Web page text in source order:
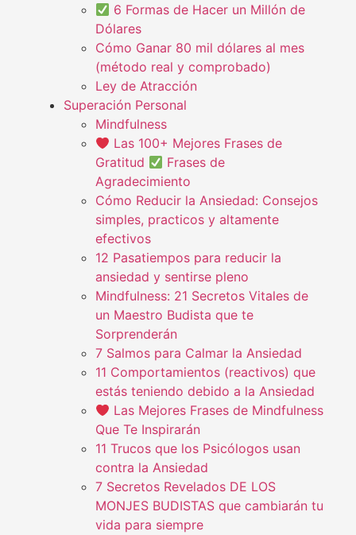
6 Formas de Hacer un Millón de
Dólares
Cómo Ganar 80 mil dólares al mes
(método real y comprobado)
Ley de Atracción
Superación Personal
Mindfulness
Las 100+ Mejores Frases de
Gratitud
Frases de
Agradecimiento
Cómo Reducir la Ansiedad: Consejos
simples, practicos y altamente
efectivos
12 Pasatiempos para reducir la
ansiedad y sentirse pleno
Mindfulness: 21 Secretos Vitales de
un Maestro Budista que te
Sorprenderán
7 Salmos para Calmar la Ansiedad
11 Comportamientos (reactivos) que
estás teniendo debido a la Ansiedad
Las Mejores Frases de Mindfulness
Que Te Inspirarán
11 Trucos que los Psicólogos usan
contra la Ansiedad
7 Secretos Revelados DE LOS
MONJES BUDISTAS que cambiarán tu
vida para siempre